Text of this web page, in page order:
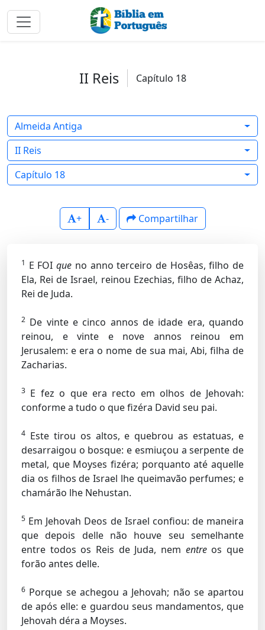
II Reis Capítulo 18
Almeida Antiga
II Reis
Capítulo 18
+ - Compartilhar
1 E FOIque no anno terceiro de Hosêas, filho de
Ela, Rei de Israel, reinou Ezechias, filho de Achaz,
Rei de Juda.
2 De vinte e cinco annos de idade era, quando
reinou, e vinte e nove annos reinou em
Jerusalem: e era o nome de sua mai, Abi, filha de
Zacharias.
3 E fez o que era recto em olhos de Jehovah:
conforme a tudo o que fizéra David seu pai.
4 Este tirou os altos, e quebrou as estatuas, e
desarraigou o bosque: e esmiuçou a serpente de
metal, que Moyses fizéra; porquanto até aquelle
dia os filhos de Israel lhe queimavão perfumes; e
chamárão lhe Nehustan.
5 Em Jehovah Deos de Israel confiou: de maneira
que depois delle não houve seu semelhante
entre todos os Reis de Juda, nem entreos que
forão antes delle.
6 Porque se achegou a Jehovah; não se apartou
de após elle: e guardou seus mandamentos, que
Jehovah déra a Moyses.